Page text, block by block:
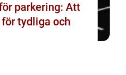
parkering: Att
tydliga och